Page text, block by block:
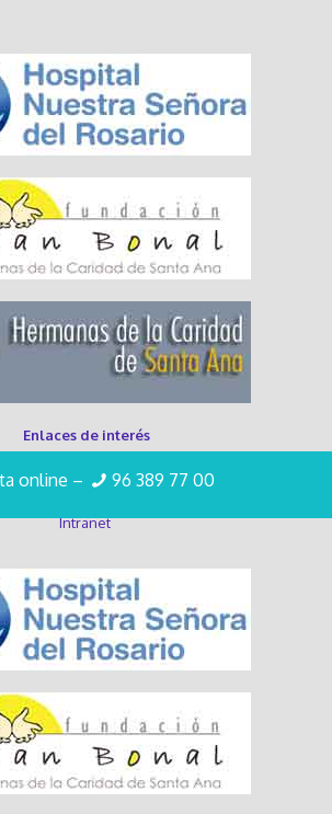
online – 96 389 77 00
Enlaces de interés
Trabaja con nosotros
Intranet